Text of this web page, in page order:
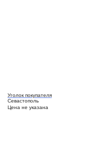
Уголок покупателя
Севастополь
Цена не указана